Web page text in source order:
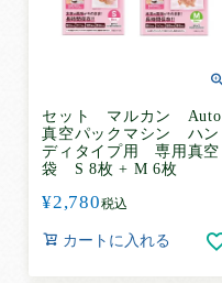
セット マルカン Auto
真空パックマシン ハン
ディタイプ用 専用真空
袋 S 8枚 + M 6枚
¥2,780税込
カートに入れる